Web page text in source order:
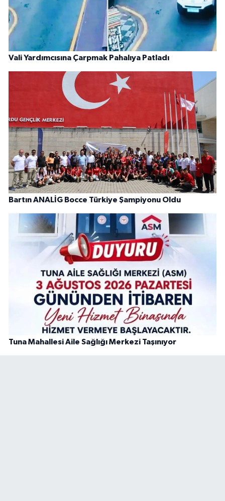
Vali Yardımcısına Çarpmak Pahalıya Patladı
Bartın ANALİG Bocce Türkiye Şampiyonu Oldu
Tuna Mahallesi Aile Sağlığı Merkezi Taşınıyor